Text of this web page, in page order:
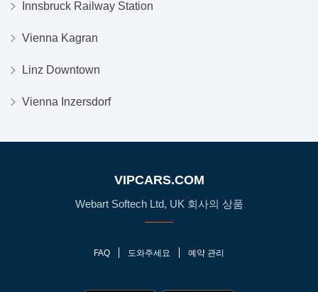
Innsbruck Railway Station
Vienna Kagran
Linz Downtown
Vienna Inzersdorf
VIPCARS.COM
Webart Softech Ltd, UK 회사의 상품
FAQ 도와주세요 예약 관리